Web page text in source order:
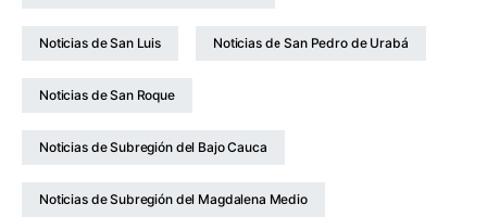
Noticias de San Luis Noticias de San Pedro de Urabá
Noticias de San Roque
Noticias de Subregión del Bajo Cauca
Noticias de Subregión del Magdalena Medio